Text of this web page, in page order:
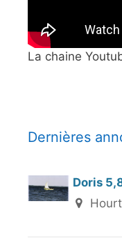
La chaine
Dernières
Doris